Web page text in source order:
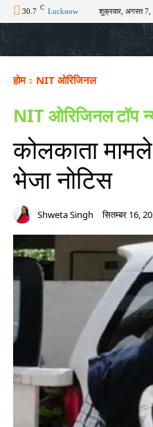
30.7 C Lucknow शुक्रवार, अगस्त 7,
अपराध
होम NIT ओरिजिनल
NIT ओरिजिनलटॉप
कोलकाता
भेजा नोटिस
Shweta Singh सितम्बर 16,